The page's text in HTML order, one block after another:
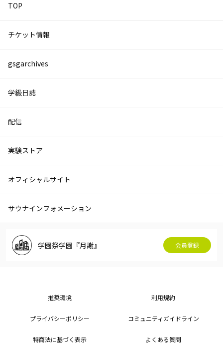
TOP
チケット情報
gsgarchives
学級日誌
配信
実験ストア
オフィシャルサイト
サウナインフォメーション
学園祭学園『月謝』 会員登録
推奨環境 利用規約
プライバシーポリシー コミュニティガイドライン
特商法に基づく表示 よくある質問